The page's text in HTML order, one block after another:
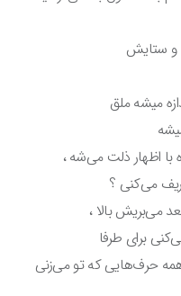
ستایش
میشه ملق
اظهار ذلت می‌شه ،
می‌کنی ؟
می‌بریش بالا ،
برای طرفا
حرف‌هایی که تو می‌زنی